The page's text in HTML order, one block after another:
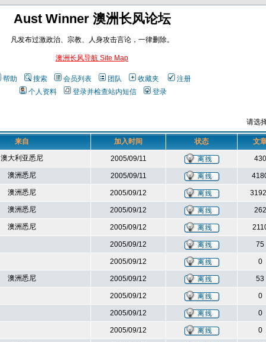
Aust Winner 澳洲长风论坛
凡发布过激政治、宗教、人身攻击言论，一律删除。
澳洲长风导航 Site Map
帮助 搜索 会员列表 团队 收藏夹
注册
个人资料
登录并检查站内短信 登录
请选
来自 加入时间 状态 文
澳大利亚悉尼 2005/09/11 430
澳洲悉尼 2005/09/11
澳洲悉尼 2005/09/12
澳洲悉尼 2005/09/12 262
澳洲悉尼 2005/09/12
2005/09/12 75
2005/09/12 0
澳洲悉尼 2005/09/12 53
2005/09/12 0
2005/09/12 0
2005/09/12 0